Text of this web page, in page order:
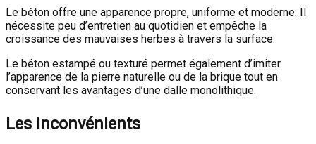
Le béton offre une apparence propre, uniforme et moderne. Il
nécessite peu d’entretien au quotidien et empêche la
croissance des mauvaises herbes à travers la surface.
Le béton estampé ou texturé permet également d’imiter
l’apparence de la pierre naturelle ou de la brique tout en
conservant les avantages d’une dalle monolithique.
Les inconvénients